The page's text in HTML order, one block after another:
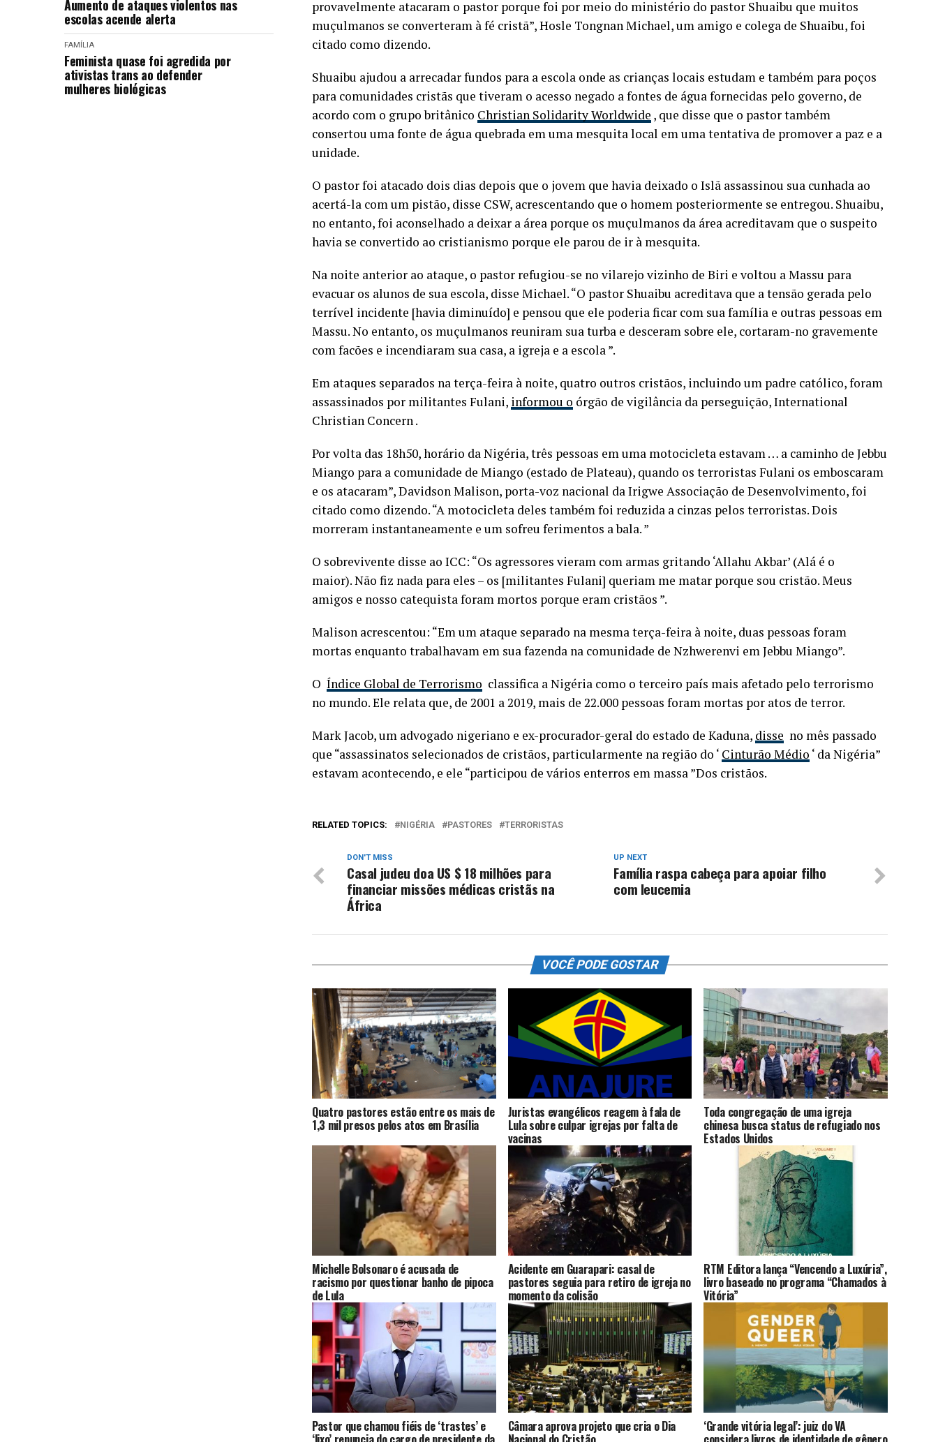
Aumento de ataques violentos nas
escolas acende alerta
FAMÍLIA
Feminista quase foi agredida por
ativistas trans ao defender
mulheres biológicas
provavelmente atacaram o pastor porque foi por meio do ministério do pastor Shuaibu que muitos
muçulmanos se converteram à fé cristã”, Hosle Tongnan Michael, um amigo e colega de Shuaibu, foi
citado como dizendo.
Shuaibu ajudou a arrecadar fundos para a escola onde as crianças locais estudam e também para poços
para comunidades cristãs que tiveram o acesso negado a fontes de água fornecidas pelo governo, de
acordo com o grupo britânico Christian Solidarity Worldwide , que disse que o pastor também
consertou uma fonte de água quebrada em uma mesquita local em uma tentativa de promover a paz e a
unidade.
O pastor foi atacado dois dias depois que o jovem que havia deixado o Islã assassinou sua cunhada ao
acertá-la com um pistão, disse CSW, acrescentando que o homem posteriormente se entregou. Shuaibu,
no entanto, foi aconselhado a deixar a área porque os muçulmanos da área acreditavam que o suspeito
havia se convertido ao cristianismo porque ele parou de ir à mesquita.
Na noite anterior ao ataque, o pastor refugiou-se no vilarejo vizinho de Biri e voltou a Massu para
evacuar os alunos de sua escola, disse Michael. “O pastor Shuaibu acreditava que a tensão gerada pelo
terrível incidente [havia diminuído] e pensou que ele poderia ficar com sua família e outras pessoas em
Massu. No entanto, os muçulmanos reuniram sua turba e desceram sobre ele, cortaram-no gravemente
com facões e incendiaram sua casa, a igreja e a escola ”.
Em ataques separados na terça-feira à noite, quatro outros cristãos, incluindo um padre católico, foram
assassinados por militantes Fulani, informou o órgão de vigilância da perseguição, International
Christian Concern .
Por volta das 18h50, horário da Nigéria, três pessoas em uma motocicleta estavam … a caminho de Jebbu
Miango para a comunidade de Miango (estado de Plateau), quando os terroristas Fulani os emboscaram
e os atacaram”, Davidson Malison, porta-voz nacional da Irigwe Associação de Desenvolvimento, foi
citado como dizendo. “A motocicleta deles também foi reduzida a cinzas pelos terroristas. Dois
morreram instantaneamente e um sofreu ferimentos a bala. ”
O sobrevivente disse ao ICC: “Os agressores vieram com armas gritando ‘Allahu Akbar’ (Alá é o
maior). Não fiz nada para eles – os [militantes Fulani] queriam me matar porque sou cristão. Meus
amigos e nosso catequista foram mortos porque eram cristãos ”.
Malison acrescentou: “Em um ataque separado na mesma terça-feira à noite, duas pessoas foram
mortas enquanto trabalhavam em sua fazenda na comunidade de Nzhwerenvi em Jebbu Miango”.
O Índice Global de Terrorismo classifica a Nigéria como o terceiro país mais afetado pelo terrorismo
no mundo. Ele relata que, de 2001 a 2019, mais de 22.000 pessoas foram mortas por atos de terror.
Mark Jacob, um advogado nigeriano e ex-procurador-geral do estado de Kaduna, disse no mês passado
que “assassinatos selecionados de cristãos, particularmente na região do ‘ Cinturão Médio ‘ da Nigéria”
estavam acontecendo, e ele “participou de vários enterros em massa ”Dos cristãos.
RELATED TOPICS: NIGÉRIA PASTORES TERRORISTAS
UP NEXT
Família raspa cabeça para apoiar filho
com leucemia
DON'T MISS
Casal judeu doa US $ 18 milhões para
financiar missões médicas cristãs na
África
VOCÊ PODE GOSTAR
Quatro pastores estão entre os mais de
1,3 mil presos pelos atos em Brasília
Juristas evangélicos reagem à fala de
Lula sobre culpar igrejas por falta de
vacinas
Toda congregação de uma igreja
chinesa busca status de refugiado nos
Estados Unidos
Michelle Bolsonaro é acusada de
racismo por questionar banho de pipoca
de Lula
Acidente em Guarapari: casal de
pastores seguia para retiro de igreja no
momento da colisão
RTM Editora lança “Vencendo a Luxúria”,
livro baseado no programa “Chamados à
Vitória”
Pastor que chamou fiéis de ‘trastes’ e Câmara aprova projeto que cria o Dia ‘Grande vitória legal’: juiz do VA